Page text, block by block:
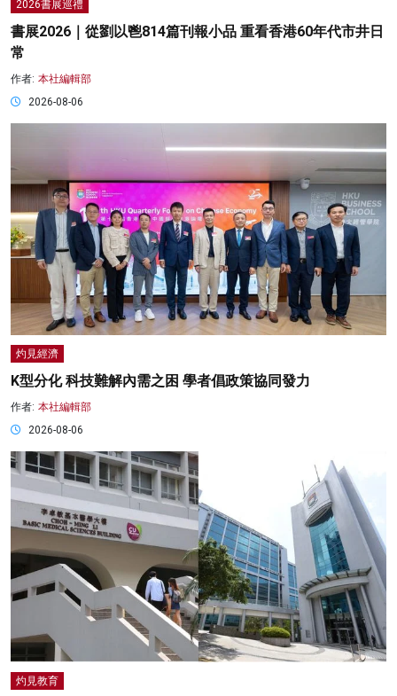
2026書展巡禮
書展2026｜從劉以鬯814篇刊報小品 重看香港60年代市井日
常
作者: 本社編輯部
2026-08-06
灼見經濟
K型分化 科技難解內需之困 學者倡政策協同發力
作者: 本社編輯部
2026-08-06
灼見教育